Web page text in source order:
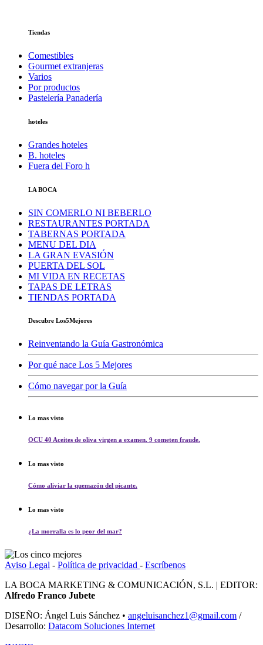
Tiendas
Comestibles
Gourmet extranjeras
Varios
Por productos
Pastelería Panadería
hoteles
Grandes hoteles
B. hoteles
Fuera del Foro h
LA BOCA
SIN COMERLO NI BEBERLO
RESTAURANTES PORTADA
TABERNAS PORTADA
MENU DEL DIA
LA GRAN EVASIÓN
PUERTA DEL SOL
MI VIDA EN RECETAS
TAPAS DE LETRAS
TIENDAS PORTADA
Descubre Los5Mejores
Reinventando la Guía Gastronómica
Por qué nace Los 5 Mejores
Cómo navegar por la Guía
Lo mas visto
OCU 40 Aceites de oliva virgen a examen. 9 cometen fraude.
Lo mas visto
Cómo aliviar la quemazón del picante.
Lo mas visto
¿La morralla es lo peor del mar?
Aviso Legal - Política de privacidad - Escríbenos
LA BOCA MARKETING & COMUNICACIÓN, S.L. | EDITOR:
Alfredo Franco Jubete
DISEÑO: Ángel Luis Sánchez • angeluisanchez1@gmail.com /
Desarrollo: Datacom Soluciones Internet